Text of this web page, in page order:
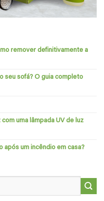
remover definitivamente a
seu sofá? O guia completo
uma lâmpada UV de luz
após um incêndio em casa?